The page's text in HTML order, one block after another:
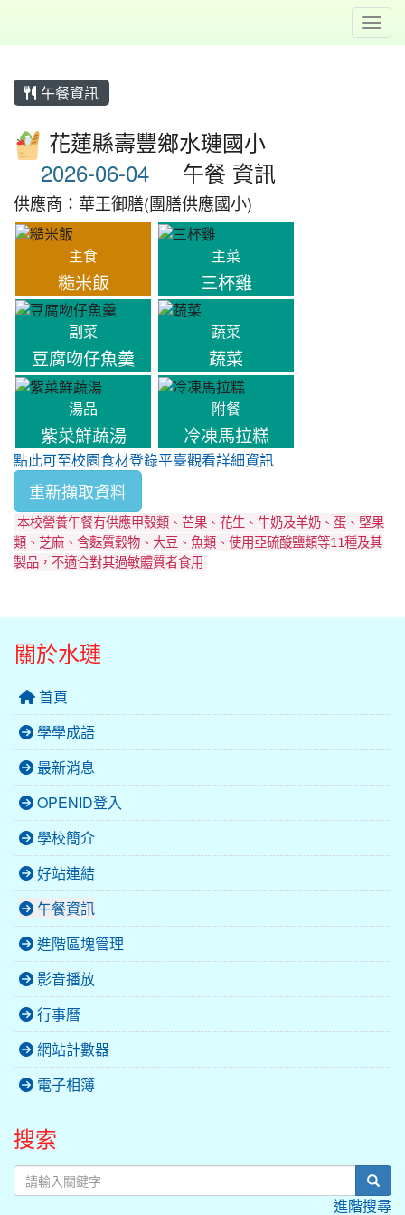
午餐資訊
花蓮縣壽豐鄉水璉國小
午餐 資訊
供應商：華王御膳(團膳供應國小)
主食
糙米飯
主菜
三杯雞
副菜
豆腐吻仔魚羹
蔬菜
蔬菜
湯品
紫菜鮮蔬湯
附餐
冷凍馬拉糕
點此可至校園食材登錄平臺觀看詳細資訊
重新擷取資料
本校營養午餐有供應甲殼類、芒果、花生、牛奶及羊奶、蛋、堅果
類、芝麻、含麩質穀物、大豆、魚類、使用亞硫酸鹽類等11種及其
製品，不適合對其過敏體質者食用
關於水璉
首頁
學學成語
最新消息
OPENID登入
學校簡介
好站連結
午餐資訊
進階區塊管理
影音播放
行事曆
網站計數器
電子相簿
搜索
進階搜尋